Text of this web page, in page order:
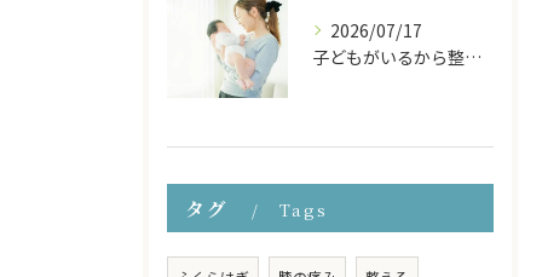
2026/07/17
子どもがいるから整体に行けない… そんなママのための『お子様連れ整体コース』
タグ Tags